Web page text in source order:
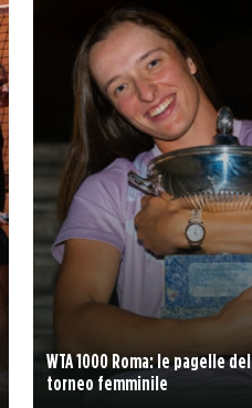
WTA 1000 Roma: le pagelle del
torneo femminile